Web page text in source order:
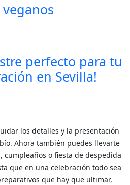
perfecto para tu
en Sevilla!
los detalles y la presentación
Ahora también puedes llevarte
cumpleaños o fiesta de despedida
que en una celebración todo sea
que hay que ultimar,